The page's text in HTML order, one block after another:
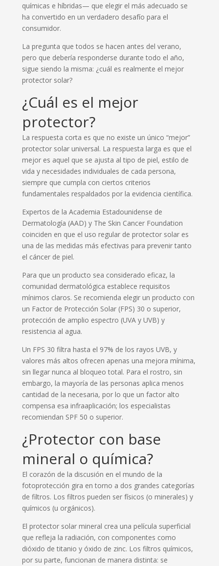
químicas e híbridas— que elegir el más adecuado se
ha convertido en un verdadero desafío para el
consumidor.
La pregunta que todos se hacen antes del verano,
pero que debería responderse durante todo el año,
sigue siendo la misma: ¿cuál es realmente el mejor
protector solar?
¿Cuál es el mejor
protector?
La respuesta corta es que no existe un único “mejor”
protector solar universal. La respuesta larga es que el
mejor es aquel que se ajusta al tipo de piel, estilo de
vida y necesidades individuales de cada persona,
siempre que cumpla con ciertos criterios
fundamentales respaldados por la evidencia científica.
Expertos de la Academia Estadounidense de
Dermatología (AAD) y The Skin Cancer Foundation
coinciden en que el uso regular de protector solar es
una de las medidas más efectivas para prevenir tanto
el cáncer de piel.
Para que un producto sea considerado eficaz, la
comunidad dermatológica establece requisitos
mínimos claros. Se recomienda elegir un producto con
un Factor de Protección Solar (FPS) 30 o superior,
protección de amplio espectro (UVA y UVB) y
resistencia al agua.
Un FPS 30 filtra hasta el 97% de los rayos UVB, y
valores más altos ofrecen apenas una mejora mínima,
sin llegar nunca al bloqueo total. Para el rostro, sin
embargo, la mayoría de las personas aplica menos
cantidad de la necesaria, por lo que un factor alto
compensa esa infraaplicación; los especialistas
recomiendan SPF 50 o superior.
¿Protector con base
mineral o química?
El corazón de la discusión en el mundo de la
fotoprotección gira en torno a dos grandes categorías
de filtros. Los filtros pueden ser físicos (o minerales) y
químicos (u orgánicos).
El protector solar mineral crea una película superficial
que refleja la radiación, con componentes como
dióxido de titanio y óxido de zinc. Los filtros químicos,
por su parte, funcionan de manera distinta: se